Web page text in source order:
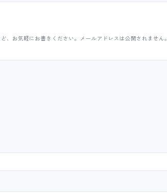
、お気軽にお書きください。メールアドレスは公開されません。